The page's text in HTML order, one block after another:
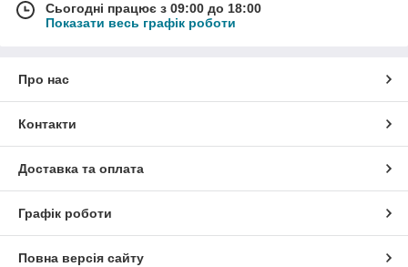
Сьогодні працює з 09:00 до 18:00
Показати весь графік роботи
Про нас
Контакти
Доставка та оплата
Графік роботи
Повна версія сайту